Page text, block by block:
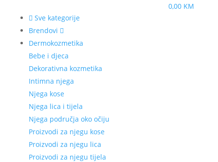
0,00 KM
Sve kategorije
Brendovi
Dermokozmetika
Bebe i djeca
Dekorativna kozmetika
Intimna njega
Njega kose
Njega lica i tijela
Njega područja oko očiju
Proizvodi za njegu kose
Proizvodi za njegu lica
Proizvodi za njegu tijela